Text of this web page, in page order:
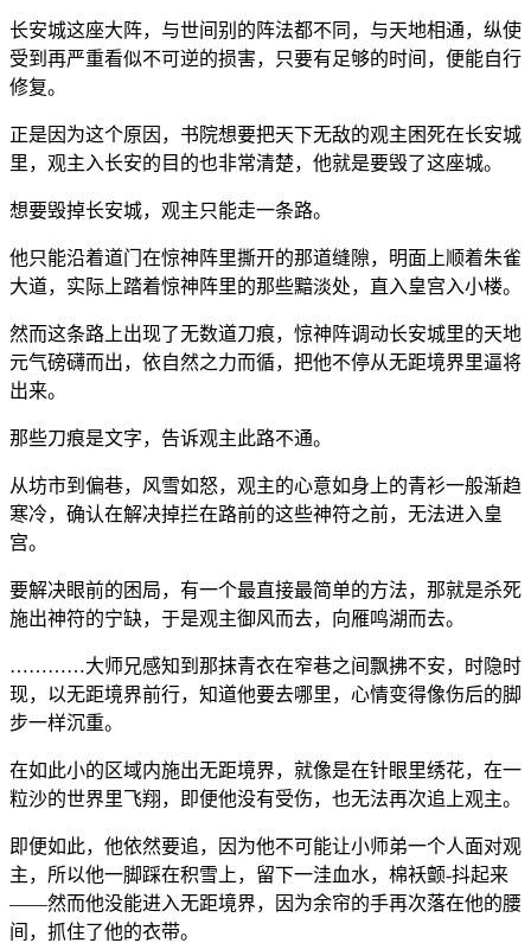
长安城这座大阵，与世间别的阵法都不同，与天地相通，纵使
受到再严重看似不可逆的损害，只要有足够的时间，便能自行
修复。
正是因为这个原因，书院想要把天下无敌的观主困死在长安城
里，观主入长安的目的也非常清楚，他就是要毁了这座城。
想要毁掉长安城，观主只能走一条路。
他只能沿着道门在惊神阵里撕开的那道缝隙，明面上顺着朱雀
大道，实际上踏着惊神阵里的那些黯淡处，直入皇宫入小楼。
然而这条路上出现了无数道刀痕，惊神阵调动长安城里的天地
元气磅礴而出，依自然之力而循，把他不停从无距境界里逼将
出来。
那些刀痕是文字，告诉观主此路不通。
从坊市到偏巷，风雪如怒，观主的心意如身上的青衫一般渐趋
寒冷，确认在解决掉拦在路前的这些神符之前，无法进入皇
宫。
要解决眼前的困局，有一个最直接最简单的方法，那就是杀死
施出神符的宁缺，于是观主御风而去，向雁鸣湖而去。
…………大师兄感知到那抹青衣在窄巷之间飘拂不安，时隐时
现，以无距境界前行，知道他要去哪里，心情变得像伤后的脚
步一样沉重。
在如此小的区域内施出无距境界，就像是在针眼里绣花，在一
粒沙的世界里飞翔，即便他没有受伤，也无法再次追上观主。
即便如此，他依然要追，因为他不可能让小师弟一个人面对观
主，所以他一脚踩在积雪上，留下一洼血水，棉袄颤-抖起来
——然而他没能进入无距境界，因为余帘的手再次落在他的腰
间，抓住了他的衣带。